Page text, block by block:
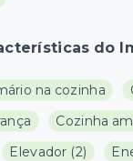
do
na cozinha
Cozinha
Elevador (2)